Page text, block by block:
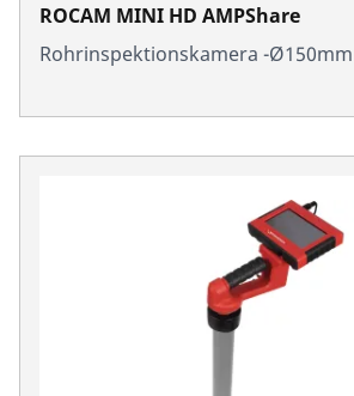
ROCAM MINI HD AMPShare
Rohrinspektionskamera -Ø150mm